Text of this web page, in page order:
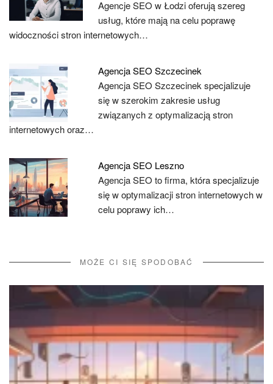
Agencje SEO w Łodzi oferują szereg
usług, które mają na celu poprawę
widoczności stron internetowych…
Agencja SEO Szczecinek
Agencja SEO Szczecinek specjalizuje
się w szerokim zakresie usług
związanych z optymalizacją stron
internetowych oraz…
Agencja SEO Leszno
Agencja SEO to firma, która specjalizuje
się w optymalizacji stron internetowych w
celu poprawy ich…
MOŻE CI SIĘ SPODOBAĆ